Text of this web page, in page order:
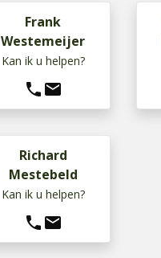
Frank
Westemeijer
Kan ik u helpen?
phone mail
Richard
Mestebeld
Kan ik u helpen?
phone mail